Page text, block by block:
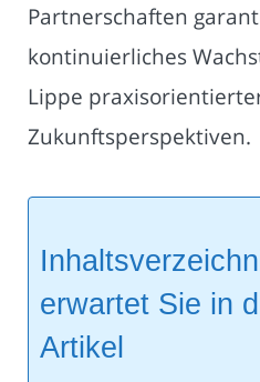
Partnerschaften
kontinuierliches
Lippe
Zukunftsperspektiven.
erwartet Sie in
Artikel